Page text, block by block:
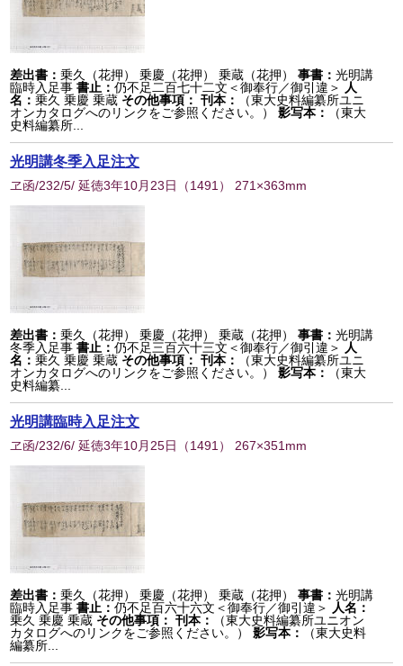
差出書：乗久（花押） 乗慶（花押） 乗蔵（花押） 事書：光明講
臨時入足事書止：仍不足二百七十二文＜御奉行／御引違＞
人
名：乗久 乗慶 乗蔵 その他事項： 刊本：
（東大史料編纂所ユニ
オンカタログへのリンクをご参照ください。）
影写本：
（東大
史料編纂所...
光明講冬季入足注文
ヱ函/232/5/ 延徳3年10月23日 （1491 ） 271×363mm
差出書：乗久（花押） 乗慶（花押） 乗蔵（花押） 事書：光明講
冬季入足事書止：仍不足三百六十三文＜御奉行／御引違＞
人
名：乗久 乗慶 乗蔵 その他事項： 刊本：
（東大史料編纂所ユニ
オンカタログへのリンクをご参照ください。）
影写本：
（東大
史料編纂...
光明講臨時入足注文
ヱ函/232/6/ 延徳3年10月25日 （1491 ） 267×351mm
差出書：乗久（花押） 乗慶（花押） 乗蔵（花押） 事書：光明講
臨時入足事書止：仍不足百六十六文＜御奉行／御引違＞
人名：
乗久 乗慶 乗蔵 その他事項： 刊本：
（東大史料編纂所ユニオン
カタログへのリンクをご参照ください。）
影写本：
（東大史料
編纂所...